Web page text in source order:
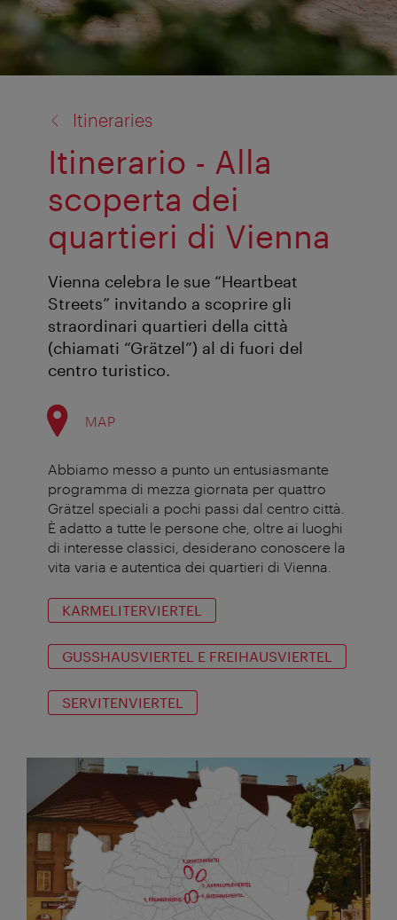
Itineraries
Itinerario - Alla
scoperta dei
quartieri di Vienna
Vienna celebra le sue “Heartbeat
Streets” invitando a scoprire gli
straordinari quartieri della città
(chiamati “Grätzel”) al di fuori del
centro turistico.
MAP
Abbiamo messo a punto un entusiasmante
programma di mezza giornata per quattro
Grätzel speciali a pochi passi dal centro città.
È adatto a tutte le persone che, oltre ai luoghi
di interesse classici, desiderano conoscere la
vita varia e autentica dei quartieri di Vienna.
KARMELITERVIERTEL
GUSSHAUSVIERTEL E FREIHAUSVIERTEL
SERVITENVIERTEL